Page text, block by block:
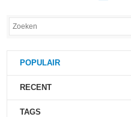
POPULAIR
RECENT
TAGS